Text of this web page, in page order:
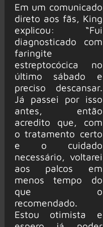
Em um comunicado
direto aos fãs, King
explicou: “Fui
diagnosticado com
faringite
estreptocócica no
último sábado e
preciso descansar.
Já passei por isso
antes, então
acredito que, com
o tratamento certo
e o cuidado
necessário, voltarei
aos palcos em
menos tempo do
que o
recomendado.
Estou otimista e